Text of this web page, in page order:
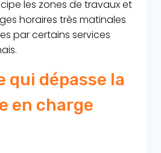
les zones de travaux et
horaires très matinales
par certains services
qui dépasse la
en charge